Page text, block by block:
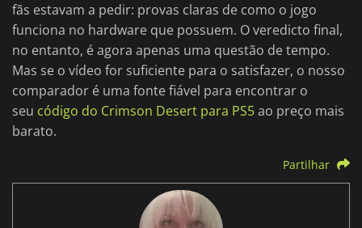
fãs estavam a pedir: provas claras de como o jogo
funciona no hardware que possuem. O veredicto final,
no entanto, é agora apenas uma questão de tempo.
Mas se o vídeo for suficiente para o satisfazer, o nosso
comparador é uma fonte fiável para encontrar o
seu código do Crimson Desert para PS5ao preço mais
barato.
Partilhar